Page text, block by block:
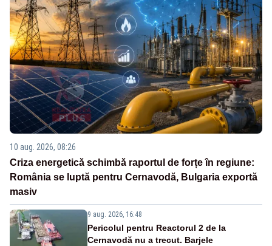
10 aug. 2026, 08:26
Criza energetică schimbă raportul de forțe în regiune:
România se luptă pentru Cernavodă, Bulgaria exportă
masiv
9 aug. 2026, 16:48
Pericolul pentru Reactorul 2 de la
Cernavodă nu a trecut. Barjele